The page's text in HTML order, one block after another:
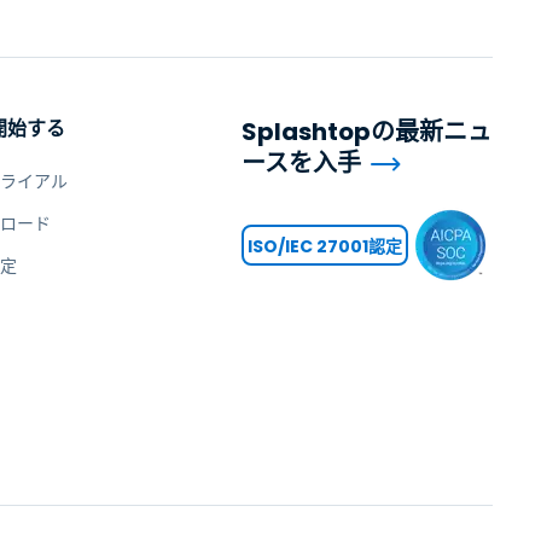
始する
イアル
ード
Splashtopの最新ニュ
ースを入手
ISO/IEC 27001認定